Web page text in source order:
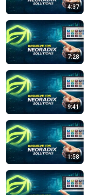
4:37
7:28
9:41
1:58